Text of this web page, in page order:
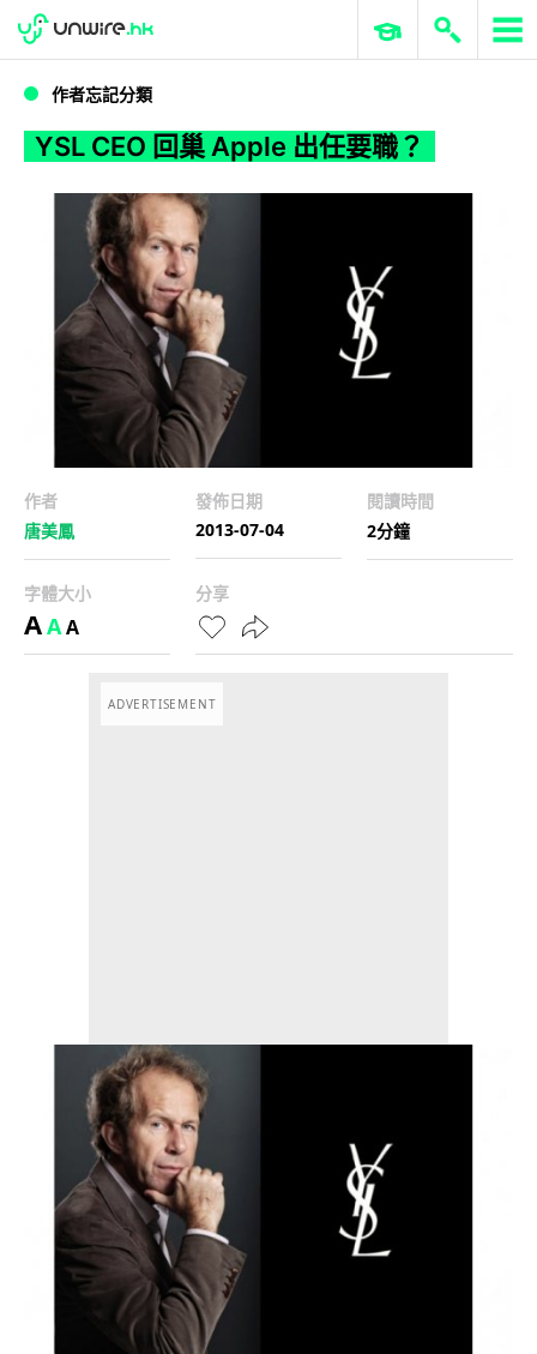
YSL CEO 回巢 Apple 出任要職？
WWDC 2026 ERP 與商業 AI
作者忘記分類
YSL CEO 回巢 Apple 出任要職？
作者
唐美鳳
發佈日期
2013-07-04
閱讀時間
2分鐘
字體大小
AAA
分享
ADVERTISEMENT